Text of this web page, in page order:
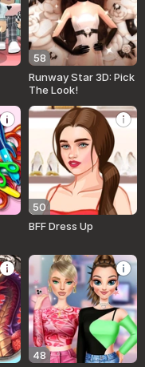
58
Runway Star 3D: Pick
The Look!
50
BFF Dress Up
48